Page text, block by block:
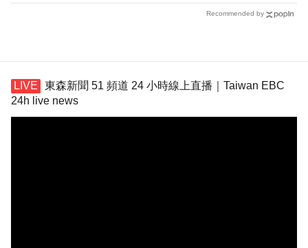
Recommended by
東森新聞 51 頻道 24 小時線上直播｜Taiwan EBC
24h live news